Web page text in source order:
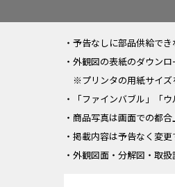
・予告なしに部品供給でき
・外観図の表紙のダウンロ
※プリンタの用紙サイズ
・「ファインバブル」「
・商品写真は画面での都
・掲載内容は予告なく変
・外観図面・分解図・取